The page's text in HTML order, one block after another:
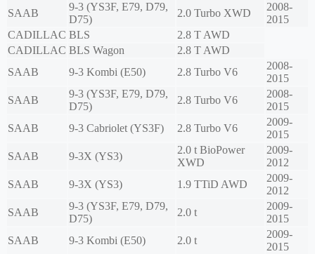
SAAB
9-3 (YS3F, E79, D79,
D75)
2.0 Turbo XWD
2008-
2015
CADILLAC BLS
2.8 T AWD
CADILLAC BLS Wagon
2.8 T AWD
SAAB
9-3 Kombi (E50) 2.8 Turbo V6
2008-
2015
SAAB
9-3 (YS3F, E79, D79,
D75)
2.8 Turbo V6
2008-
2015
SAAB
9-3 Cabriolet (YS3F) 2.8 Turbo V6
2009-
2015
SAAB
9-3X (YS3)
2.0 t BioPower
XWD
2009-
2012
SAAB
9-3X (YS3) 1.9 TTiD AWD
2009-
2012
SAAB
9-3 (YS3F, E79, D79,
D75)
2.0 t
2009-
2015
SAAB
9-3 Kombi (E50) 2.0 t
2009-
2015